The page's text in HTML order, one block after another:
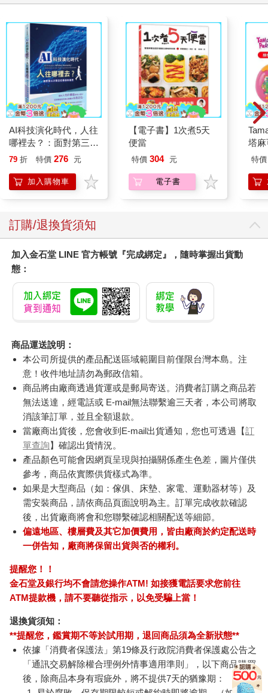
AI科技演化時代，人往
哪裡去？：面對第三次
哥白尼革命的省思
79 折 特價 276 元
加入購物車
【電子書】1次煮5天
便當
特價 304 元
電子書
塔
園
特價
訂購/退換貨須知
加入金石堂 LINE 官方帳號『完成綁定』，隨時掌握出貨動
態：
商品運送說明：
本公司所提供的產品配送區域範圍目前僅限台灣本島。注
意！收件地址請勿為郵政信箱。
商品將由廠商透過貨運或是郵局寄送。消費者訂購之商品若
無法送達，經電話或 E-mail無法聯繫逾三天者，本公司將取
消該筆訂單，並且全額退款。
當廠商出貨後，您會收到E-mail出貨通知，您也可透過【訂
單查詢】確認出貨情況。
產品顏色可能會因網頁呈現與拍攝關係產生色差，圖片僅供
參考，商品依實際供貨樣式為準。
如果是大型商品（如：傢俱、床墊、家電、運動器材等）及
需安裝商品，請依商品頁面說明為主。訂單完成收款確認
後，出貨廠商將會和您聯繫確認相關配送等細節。
偏遠地區、樓層費及其它加價費用，皆由廠商於約定配送時
一併告知，廠商將保留出貨與否的權利。
提醒您！！
金石堂及銀行均不會請您操作ATM! 如接獲電話要求您前往
ATM提款機，請不要聽從指示，以免受騙上當！
退換貨須知：
**提醒您，鑑賞期不等於試用期，退回商品須為全新狀態**
依據「消費者保護法」第19條及行政院消費者保護處公告之
「通訊交易解除權合理例外情事適用準則」，以下商品購買
後，除商品本身有瑕疵外，將不提供7天的猶豫期：